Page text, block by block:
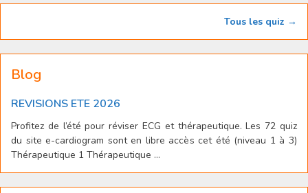
Tous les quiz →
Blog
REVISIONS ETE 2026
Profitez de l’été pour réviser ECG et thérapeutique. Les 72 quiz
du site e-cardiogram sont en libre accès cet été (niveau 1 à 3)
Thérapeutique 1 Thérapeutique ...